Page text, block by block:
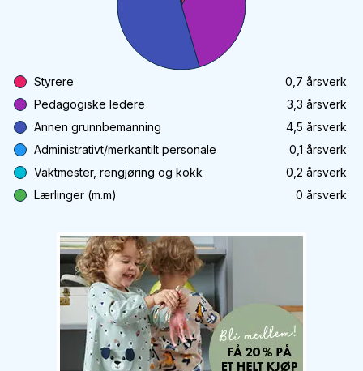
Styrere 0,7 årsverk
Pedagogiske ledere
3,3 årsverk
Annen grunnbemanning
4,5 årsverk
Administrativt/merkantilt personale
0,1 årsverk
Vaktmester, rengjøring og kokk
0,2 årsverk
Lærlinger (m.m)
0 årsverk